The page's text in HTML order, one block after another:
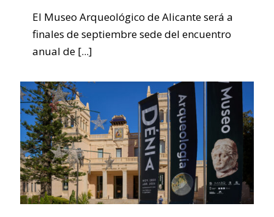
El Museo Arqueológico de Alicante será a
finales de septiembre sede del encuentro
anual de [...]